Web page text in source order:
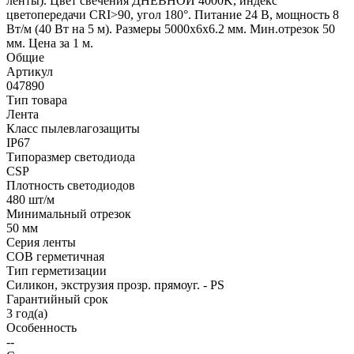
цветопередачи CRI>90, угол 180°. Питание 24 В, мощность 8
Вт/м (40 Вт на 5 м). Размеры 5000х6х6.2 мм. Мин.отрезок 50
мм. Цена за 1 м.
Общие
Артикул
047890
Тип товара
Лента
Класс пылевлагозащиты
IP67
Типоразмер светодиода
CSP
Плотность светодиодов
480 шт/м
Минимальный отрезок
50 мм
Серия ленты
COB герметичная
Тип герметизации
Силикон, экструзия прозр. прямоуг. - PS
Гарантийный срок
3 год(а)
Особенность
--